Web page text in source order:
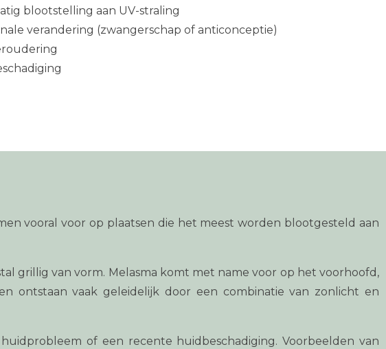
blootstelling aan UV-straling
verandering (zwangerschap of anticonceptie)
vooral voor op plaatsen die het meest worden blootgesteld aan
grillig van vorm. Melasma komt met name voor op het voorhoofd,
ontstaan vaak geleidelijk door een combinatie van zonlicht en
of een recente huidbeschadiging. Voorbeelden van